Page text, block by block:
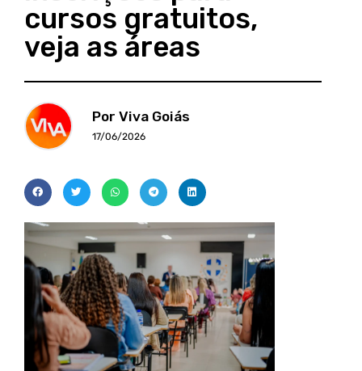
cursos gratuitos,
veja as áreas
Por Viva Goiás
17/06/2026